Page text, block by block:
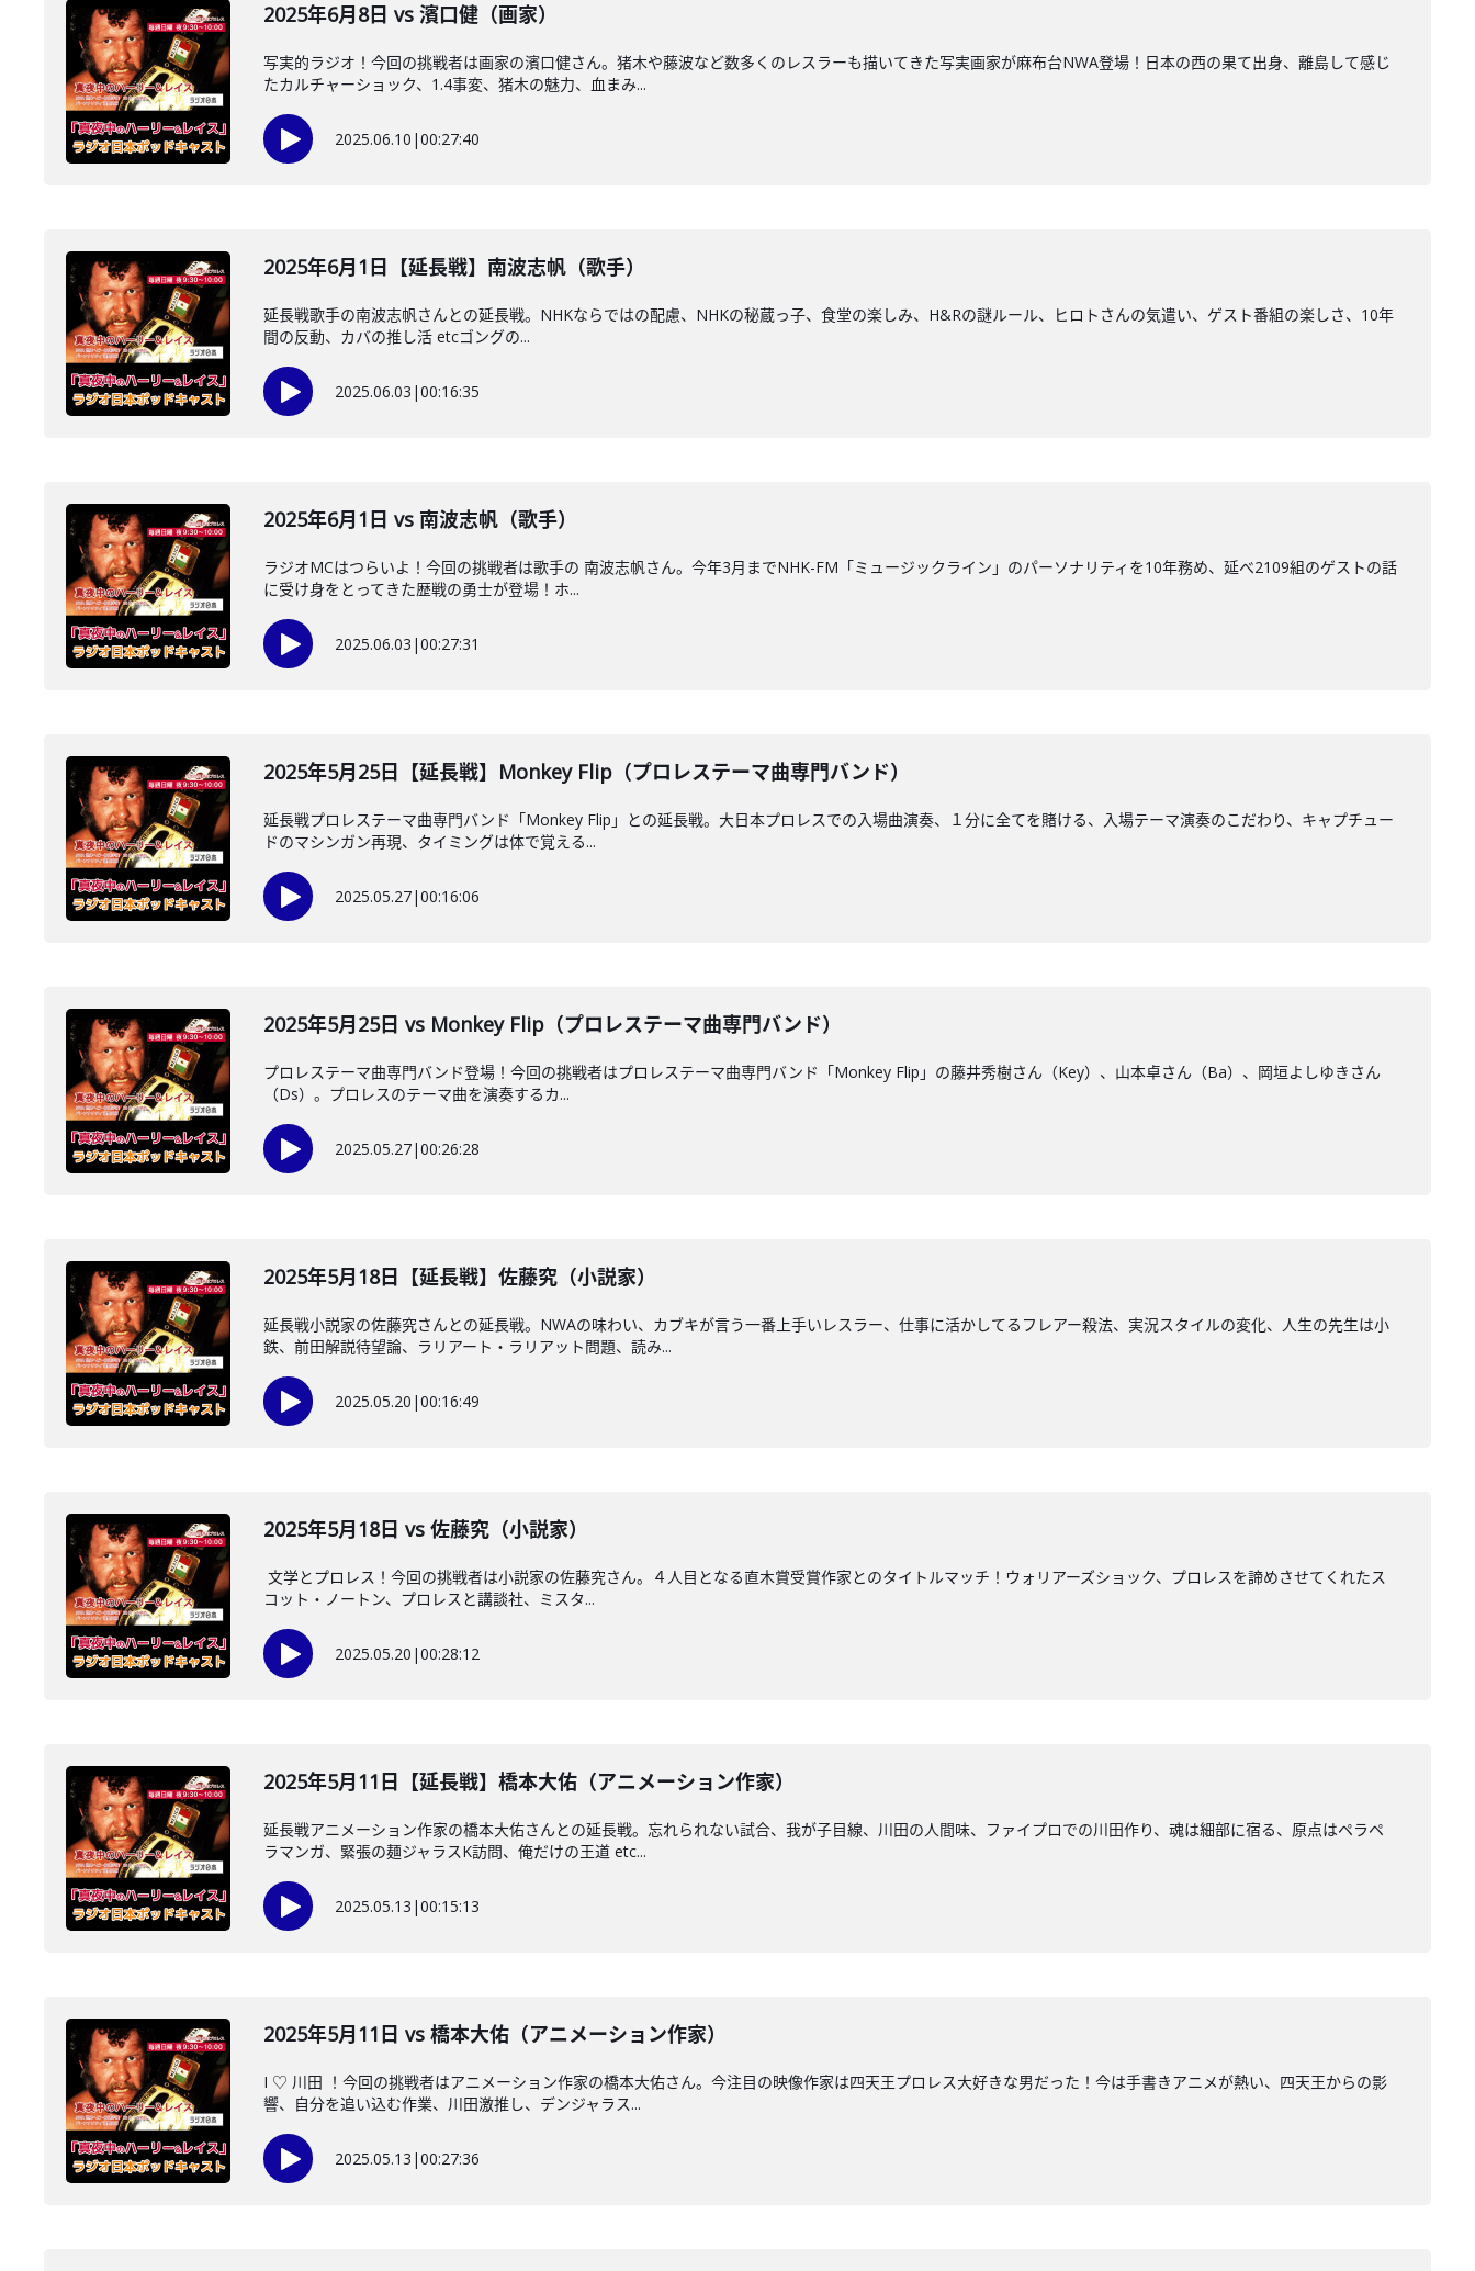
2025年6月8日 vs 濱口健（画家）
写実的ラジオ！今回の挑戦者は画家の濱口健さん。猪木や藤波など数多くのレスラーも描いてきた写実画家が麻布台NWA登場！日本の西の果て出身、離島して感じ
たカルチャーショック、1.4事変、猪木の魅力、血まみ...
2025.06.10 |00:27:40
2025年6月1日【延長戦】南波志帆（歌手）
延長戦歌手の南波志帆さんとの延長戦。NHKならではの配慮、NHKの秘蔵っ子、食堂の楽しみ、H&Rの謎ルール、ヒロトさんの気遣い、ゲスト番組の楽しさ、10年
間の反動、カバの推し活 etcゴングの...
2025.06.03 |00:16:35
2025年6月1日 vs 南波志帆（歌手）
ラジオMCはつらいよ！今回の挑戦者は歌手の 南波志帆さん。今年3月までNHK-FM「ミュージックライン」のパーソナリティを10年務め、延べ2109組のゲストの話
に受け身をとってきた歴戦の勇士が登場！ホ...
2025.06.03 |00:27:31
2025年5月25日【延長戦】Monkey Flip（プロレステーマ曲専門バンド）
延長戦プロレステーマ曲専門バンド「Monkey Flip」との延長戦。大日本プロレスでの入場曲演奏、１分に全てを賭ける、入場テーマ演奏のこだわり、キャプチュー
ドのマシンガン再現、タイミングは体で覚える...
2025.05.27|00:16:06
2025年5月25日 vs Monkey Flip（プロレステーマ曲専門バンド）
プロレステーマ曲専門バンド登場！今回の挑戦者はプロレステーマ曲専門バンド「Monkey Flip」の藤井秀樹さん（Key）、山本卓さん（Ba）、岡垣よしゆきさん
（Ds）。プロレスのテーマ曲を演奏するカ...
2025.05.27|00:26:28
2025年5月18日【延長戦】佐藤究（小説家）
延長戦小説家の佐藤究さんとの延長戦。NWAの味わい、カブキが言う一番上手いレスラー、仕事に活かしてるフレアー殺法、実況スタイルの変化、人生の先生は小
鉄、前田解説待望論、ラリアート・ラリアット問題、読み...
2025.05.20 |00:16:49
2025年5月18日 vs 佐藤究（小説家）
文学とプロレス！今回の挑戦者は小説家の佐藤究さん。４人目となる直木賞受賞作家とのタイトルマッチ！ウォリアーズショック、プロレスを諦めさせてくれたス
コット・ノートン、プロレスと講談社、ミスタ...
2025.05.20 |00:28:12
2025年5月11日【延長戦】橋本大佑（アニメーション作家）
延長戦アニメーション作家の橋本大佑さんとの延長戦。忘れられない試合、我が子目線、川田の人間味、ファイプロでの川田作り、魂は細部に宿る、原点はペラペ
ラマンガ、緊張の麺ジャラスK訪問、俺だけの王道 etc...
2025.05.13 |00:15:13
2025年5月11日 vs 橋本大佑（アニメーション作家）
I ♡ 川田 ！今回の挑戦者はアニメーション作家の橋本大佑さん。今注目の映像作家は四天王プロレス大好きな男だった！今は手書きアニメが熱い、四天王からの影
響、自分を追い込む作業、川田激推し、デンジャラス...
2025.05.13 |00:27:36